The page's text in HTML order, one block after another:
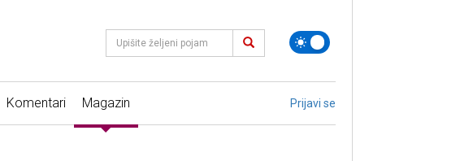
Komentari Magazin Prijavi se